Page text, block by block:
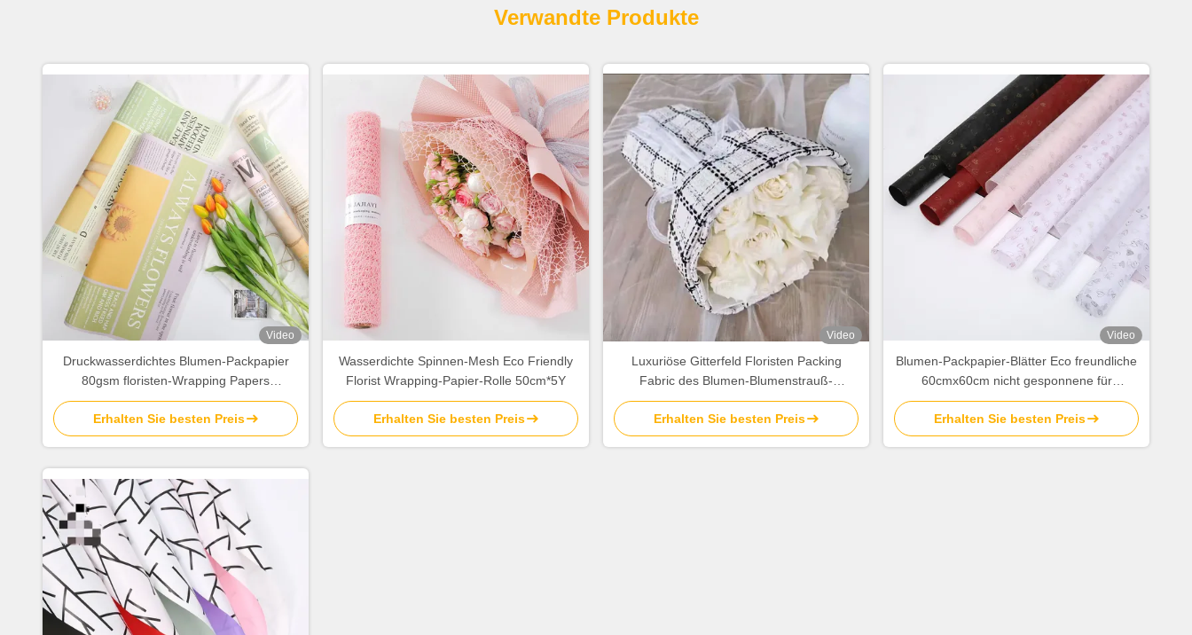
Verwandte Produkte
Video
Druckwasserdichtes Blumen-Packpapier
80gsm floristen-Wrapping Papers
58cmx58cm
Erhalten Sie besten Preis
Wasserdichte Spinnen-Mesh Eco Friendly
Florist Wrapping-Papier-Rolle 50cm*5Y
Erhalten Sie besten Preis
Video
Luxuriöse Gitterfeld Floristen Packing
Fabric des Blumen-Blumenstrauß-
Packpapier-Gewebe-150cmx50cm
Erhalten Sie besten Preis
Video
Blumen-Packpapier-Blätter Eco freundliche
60cmx60cm nicht gesponnene für
Blumenstrauß
Erhalten Sie besten Preis